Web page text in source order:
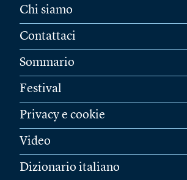
Chi siamo
Contattaci
Sommario
Festival
Privacy e cookie
Video
Dizionario italiano